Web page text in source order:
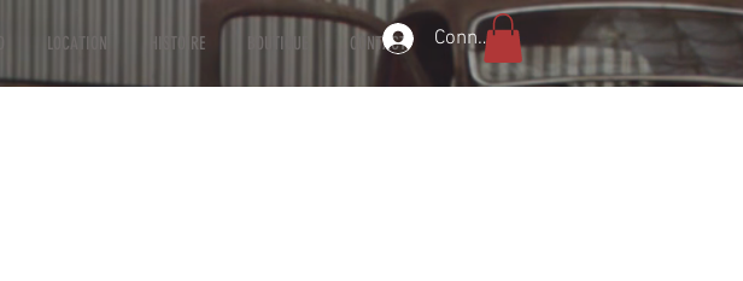
LOCATION HISTOIRE BOUTIQUE CONTACT Connexion